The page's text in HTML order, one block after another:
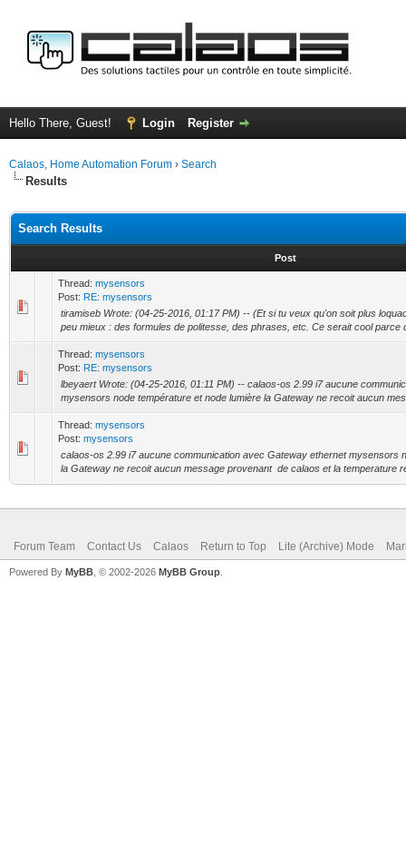
Hello There, Guest! Login Register
Calaos, Home Automation Forum › Search
Results
Search Results
Post
Thread: mysensors
Post: RE: mysensors
tiramiseb Wrote: (04-25-2016, 01:17 PM) -- (Et si tu veux qu'on soit plus
peu mieux : des formules de politesse, des phrases, etc. Ce serait cool parce
Thread: mysensors
Post: RE: mysensors
lbeyaert Wrote: (04-25-2016, 01:11 PM) -- calaos-os 2.99 i7 aucune
mysensors node température et node lumière la Gateway ne recoit aucun
Thread: mysensors
Post: mysensors
calaos-os 2.99 i7 aucune communication avec Gateway ethernet mysensors
la Gateway ne recoit aucun message provenant de calaos et la temperature
Forum Team Contact Us Calaos Return to Top Lite (Archive) Mode
Powered By MyBB , © 2002-2026 MyBB Group